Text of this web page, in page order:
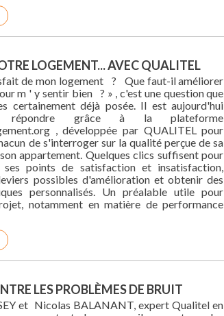
LOGEMENT... AVEC QUALITEL
de mon logement ? Que faut-il améliorer
m ' y sentir bien ? » , c'est une question que
certainement déjà posée. Il est aujourd'hui
grâce à la plateforme
, développée par QUALITEL pour
de s'interroger sur la qualité perçue de sa
appartement. Quelques clics suffisent pour
ses points de satisfaction et insatisfaction,
possibles d'amélioration et obtenir des
personnalisés. Un préalable utile pour
notamment en matière de performance
LES PROBLÈMES DE BRUIT
et Nicolas BALANANT, expert Qualitel en